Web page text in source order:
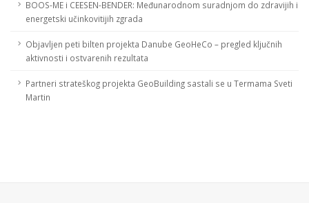
BOOS-ME i CEESEN-BENDER: Međunarodnom suradnjom do zdravijih i
energetski učinkovitijih zgrada
Objavljen peti bilten projekta Danube GeoHeCo – pregled ključnih
aktivnosti i ostvarenih rezultata
Partneri strateškog projekta GeoBuilding sastali se u Termama Sveti
Martin